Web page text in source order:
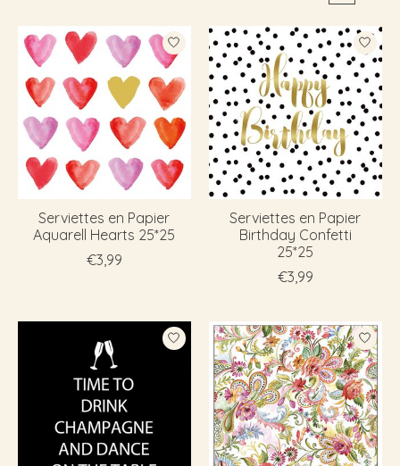
Serviettes en Papier
Aquarell Hearts 25*25
€3,99
Serviettes en Papier
Birthday Confetti
25*25
€3,99